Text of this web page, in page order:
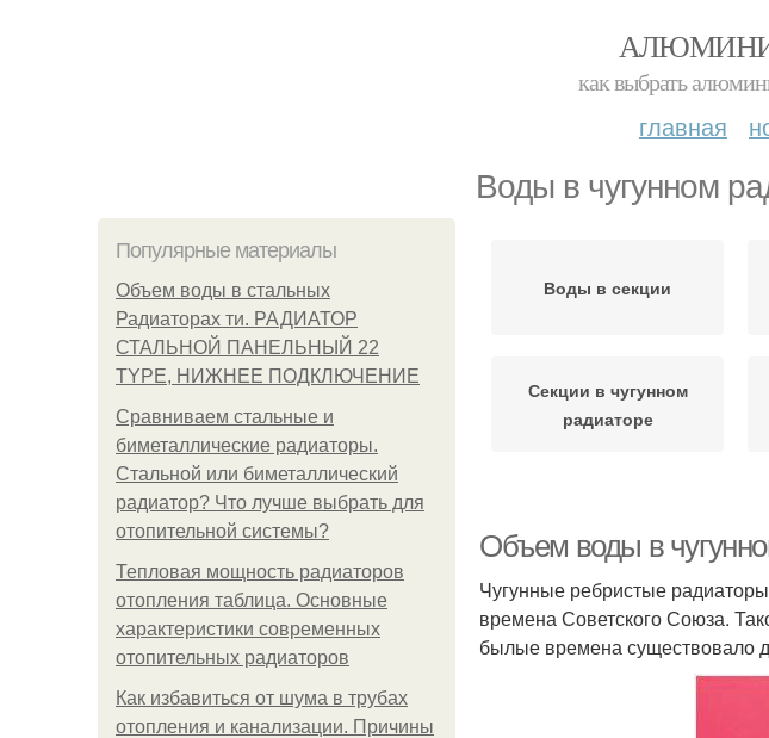
как выбрать
главная
Воды в чугунном
Популярные материалы
Объем воды в стальных
Радиаторах ти. РАДИАТОР
СТАЛЬНОЙ ПАНЕЛЬНЫЙ 22
TYPE, НИЖНЕЕ ПОДКЛЮЧЕНИЕ
Сравниваем стальные и
биметаллические радиаторы.
Стальной или биметаллический
радиатор? Что лучше выбрать для
отопительной системы?
Тепловая мощность радиаторов
отопления таблица. Основные
характеристики современных
отопительных радиаторов
Как избавиться от шума в трубах
отопления и канализации. Причины
Воды в секции
Секции в чугунном
радиаторе
радиаторы
Объем воды в
Чугунные ребристые
времена Советского Союза.
былые времена существовало